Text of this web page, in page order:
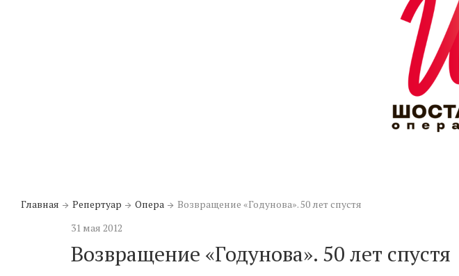
Главная Репертуар Опера
Возвращение «Годунова». 50 лет спустя
31 мая 2012
Возвращение «Годунова». 50 лет спустя